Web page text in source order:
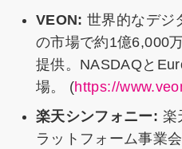
VEON: 世界的なデジ
の市場で約1億6,000
提供。NASDAQと
場。 (https://
楽天シンフォニー: 楽
ラットフォーム事業